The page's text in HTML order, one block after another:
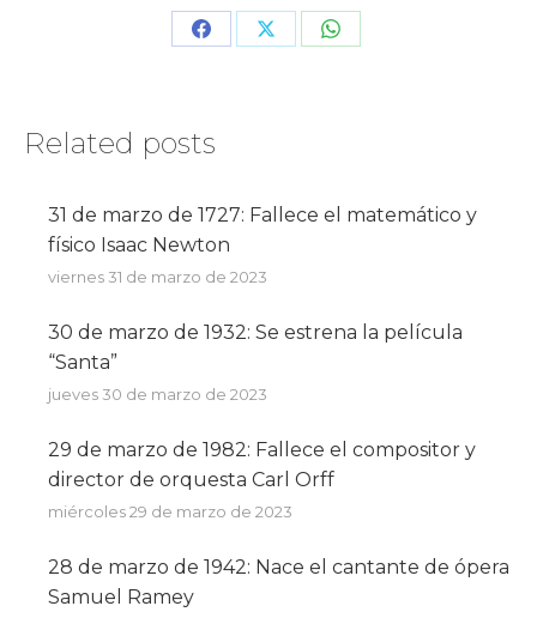
Share Share Share
Related posts
31 de marzo de 1727: Fallece el matemático y
físico Isaac Newton
viernes 31 de marzo de 2023
30 de marzo de 1932: Se estrena la película
“Santa”
jueves 30 de marzo de 2023
29 de marzo de 1982: Fallece el compositor y
director de orquesta Carl Orff
miércoles 29 de marzo de 2023
28 de marzo de 1942: Nace el cantante de ópera
Samuel Ramey